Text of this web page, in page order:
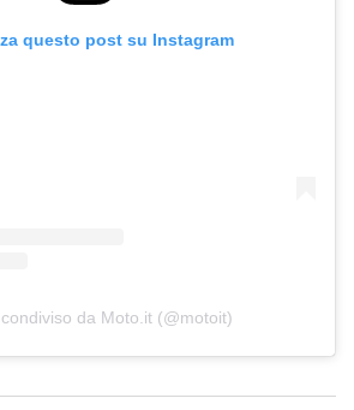
questo post su Instagram
da Moto.it (@motoit)